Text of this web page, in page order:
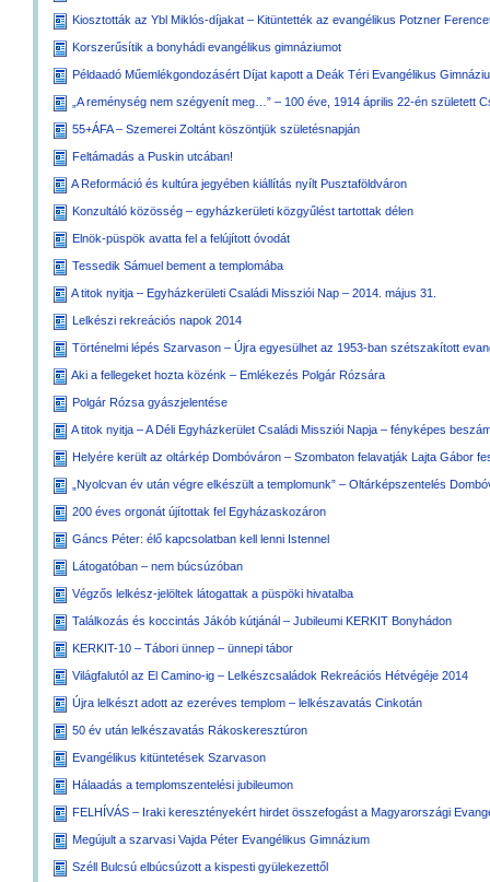
Kiosztották az Ybl Miklós-díjakat – Kitüntették az evangélikus Potzner
Korszerűsítik a bonyhádi evangélikus gimnáziumot
Példaadó Műemlékgondozásért Díjat kapott a Deák Téri Evangélikus
„A reménység nem szégyenít meg…” – 100 éve, 1914 április 22-én született
55+ÁFA – Szemerei Zoltánt köszöntjük születésnapján
Feltámadás a Puskin utcában!
A Reformáció és kultúra jegyében kiállítás nyílt Pusztaföldváron
Konzultáló közösség – egyházkerületi közgyűlést tartottak délen
Elnök-püspök avatta fel a felújított óvodát
Tessedik Sámuel bement a templomába
A titok nyitja – Egyházkerületi Családi Missziói Nap – 2014. május 31.
Lelkészi rekreációs napok 2014
Történelmi lépés Szarvason – Újra egyesülhet az 1953-ban szétszakított
Aki a fellegeket hozta közénk – Emlékezés Polgár Rózsára
Polgár Rózsa gyászjelentése
A titok nyitja – A Déli Egyházkerület Családi Missziói Napja – fényképes
Helyére került az oltárkép Dombóváron – Szombaton felavatják Lajta Gábor
„Nyolcvan év után végre elkészült a templomunk” – Oltárképszentelés
200 éves orgonát újítottak fel Egyházaskozáron
Gáncs Péter: élő kapcsolatban kell lenni Istennel
Látogatóban – nem búcsúzóban
Végzős lelkész-jelöltek látogattak a püspöki hivatalba
Találkozás és koccintás Jákób kútjánál – Jubileumi KERKIT Bonyhádon
KERKIT-10 – Tábori ünnep – ünnepi tábor
Világfalutól az El Camino-ig – Lelkészcsaládok Rekreációs Hétvégéje 2014
Újra lelkészt adott az ezeréves templom – lelkészavatás Cinkotán
50 év után lelkészavatás Rákoskeresztúron
Evangélikus kitüntetések Szarvason
Hálaadás a templomszentelési jubileumon
FELHÍVÁS – Iraki keresztényekért hirdet összefogást a Magyarországi
Megújult a szarvasi Vajda Péter Evangélikus Gimnázium
Széll Bulcsú elbúcsúzott a kispesti gyülekezettől